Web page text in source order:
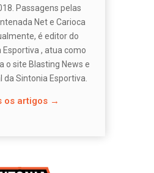
Passagens pelas
Net e Carioca
é editor do
Esportiva , atua como
o site Blasting News e
da Sintonia Esportiva.
os artigos →